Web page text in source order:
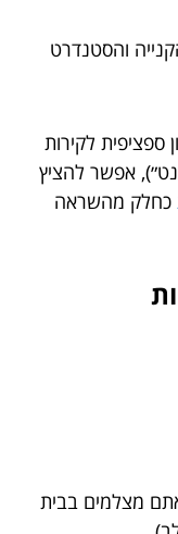
והסטנדרט
לקירות
אפשר להציץ
כחלק מהשראה
5 שניות
מצלמים בבית